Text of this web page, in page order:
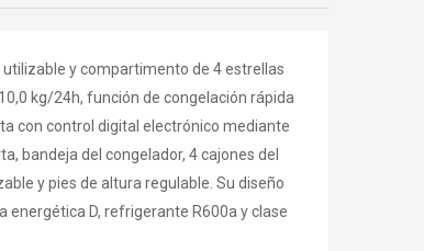
utilizable y compartimento de 4 estrellas
kg/24h, función de congelación rápida
con control digital electrónico mediante
bandeja del congelador, 4 cajones del
y pies de altura regulable. Su diseño
energética D, refrigerante R600a y clase